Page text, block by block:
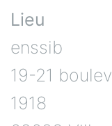
Lieu
enssib
19-21
1918